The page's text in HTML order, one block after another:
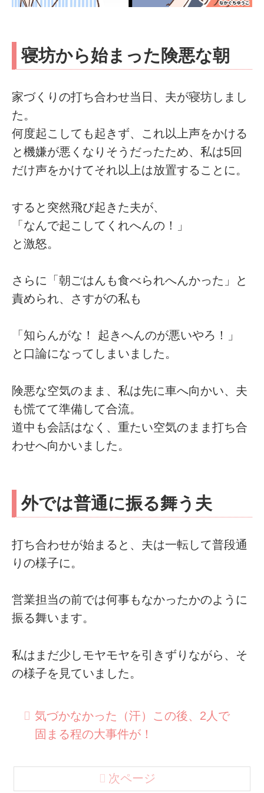
寝坊から始まった険悪な朝
家づくりの打ち合わせ当日、夫が寝坊しまし
た。
何度起こしても起きず、これ以上声をかける
と機嫌が悪くなりそうだったため、私は5回
だけ声をかけてそれ以上は放置することに。
すると突然飛び起きた夫が、
「なんで起こしてくれへんの！」
と激怒。
さらに「朝ごはんも食べられへんかった」と
責められ、さすがの私も
「知らんがな！ 起きへんのが悪いやろ！」
と口論になってしまいました。
険悪な空気のまま、私は先に車へ向かい、夫
も慌てて準備して合流。
道中も会話はなく、重たい空気のまま打ち合
わせへ向かいました。
外では普通に振る舞う夫
打ち合わせが始まると、夫は一転して普段通
りの様子に。
営業担当の前では何事もなかったかのように
振る舞います。
私はまだ少しモヤモヤを引きずりながら、そ
の様子を見ていました。
気づかなかった（汗）この後、2人で
固まる程の大事件が！
次ページ